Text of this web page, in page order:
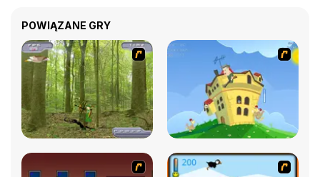
POWIĄZANE GRY